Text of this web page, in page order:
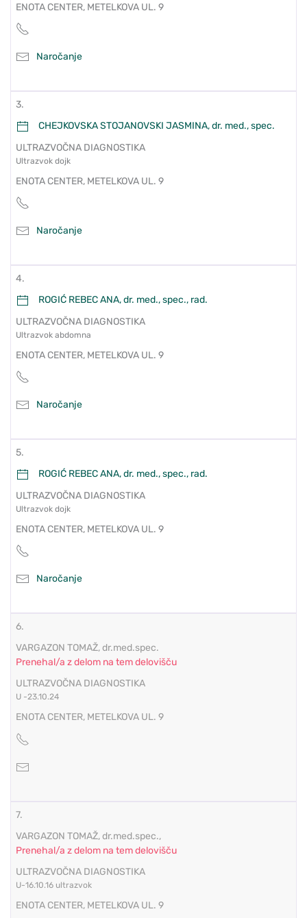
ENOTA CENTER, METELKOVA UL. 9
Naročanje
3.
CHEJKOVSKA STOJANOVSKI JASMINA, dr. med., spec.
ULTRAZVOČNA DIAGNOSTIKA
Ultrazvok dojk
ENOTA CENTER, METELKOVA UL. 9
Naročanje
4.
ROGIĆ REBEC ANA, dr. med., spec., rad.
ULTRAZVOČNA DIAGNOSTIKA
Ultrazvok abdomna
ENOTA CENTER, METELKOVA UL. 9
Naročanje
5.
ROGIĆ REBEC ANA, dr. med., spec., rad.
ULTRAZVOČNA DIAGNOSTIKA
Ultrazvok dojk
ENOTA CENTER, METELKOVA UL. 9
Naročanje
6.
VARGAZON TOMAŽ, dr.med.spec.
Prenehal/a z delom na tem delovišču
ULTRAZVOČNA DIAGNOSTIKA
U -23.10.24
ENOTA CENTER, METELKOVA UL. 9
7.
VARGAZON TOMAŽ, dr.med.spec.,
Prenehal/a z delom na tem delovišču
ULTRAZVOČNA DIAGNOSTIKA
U-16.10.16 ultrazvok
ENOTA CENTER, METELKOVA UL. 9